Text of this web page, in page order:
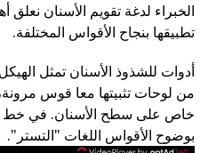
الخبراء لدغة تقويم الأسنان نعلق
تطبيقها بنجاح الأقواس المختلفة.
أدوات للشذوذ الأسنان تمثل
من لوحات تثبيتها معا قوس
خاص على سطح الأسنان. في خط
بوضوح الأقواس اللغات "التستر".